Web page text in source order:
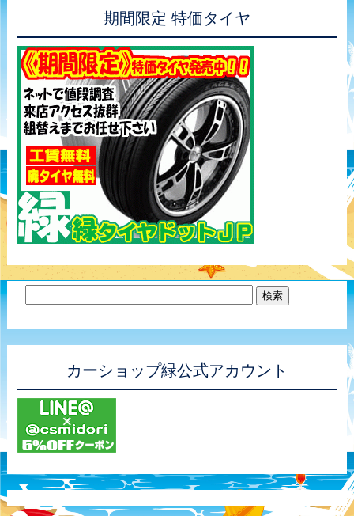
期間限定 特価タイヤ
カーショップ緑公式アカウント